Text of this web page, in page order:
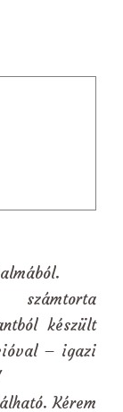
készült
– igazi
Kérem